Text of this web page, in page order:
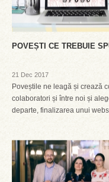
POVEȘTI CE TREBUIE
21 Dec 2017
Poveștile ne leagă și crează
colaboratori și între noi și
departe, finalizarea unui